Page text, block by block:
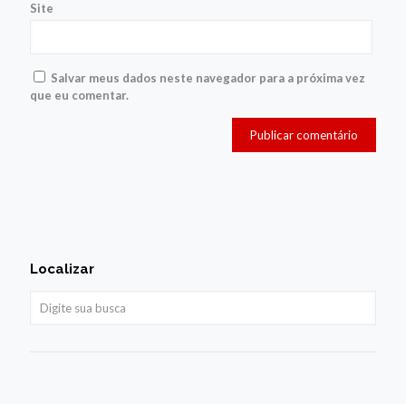
Site
Salvar meus dados neste navegador para a próxima vez
que eu comentar.
Localizar